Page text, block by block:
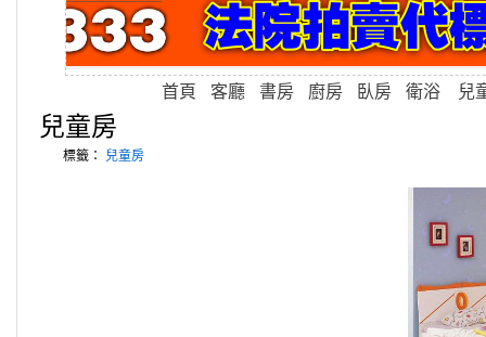
首頁 客廳 書房 廚房 臥房 衛浴 兒
兒童房
標籤： 兒童房